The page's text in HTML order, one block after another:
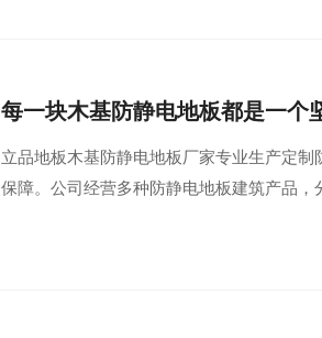
每一块木基防静电地板都是一个
立品地板木基防静电地板厂家专业生产定
保障。公司经营多种防静电地板建筑产品